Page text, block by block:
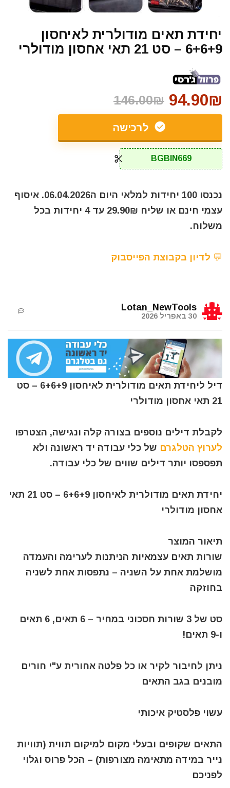
יחידת תאים מודולרית לאיחסון
6+6+9 – סט 21 תאי אחסון מודולרי
94.90₪
146.00₪
לרכישה
BGBIN669
נכנסו 100 יחידות למלאי היום ה06.04.2026. איסוף
עצמי חינם או שליח 29.90₪ עד 4 יחידות בכל
משלוח.
💬 לדיון בקבוצת הפייסבוק
Lotan_NewTools
30 באפריל 2026
דיל ליחידת תאים מודולרית לאיחסון 6+6+9 – סט
21 תאי אחסון מודולרי
לקבלת דילים נוספים בצורה קלה ונגישה, הצטרפו
לערוץ הטלגרם של כלי עבודה יד ראשונה ולא
תפספסו יותר דילים שווים של כלי עבודה.
יחידת תאים מודולרית לאיחסון 6+6+9 – סט 21 תאי
אחסון מודולרי
תיאור המוצר
שורות תאים עצמאיות הניתנות לערימה והעמדה
מושלמת אחת על השניה – נתפסות אחת לשניה
בחוזקה
סט של 3 שורות חסכוני במחיר – 6 תאים, 6 תאים
ו-9 תאים!
ניתן לחיבור לקיר או כל פלטה אחורית ע"י חורים
מובנים בגב התאים
עשוי פלסטיק איכותי
התאים שקופים ובעלי מקום למיקום תווית (תוויות
נייר במידה מתאימה מצורפות) – הכל פרוס וגלוי
לפניכם